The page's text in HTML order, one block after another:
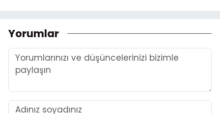
Yorumlar